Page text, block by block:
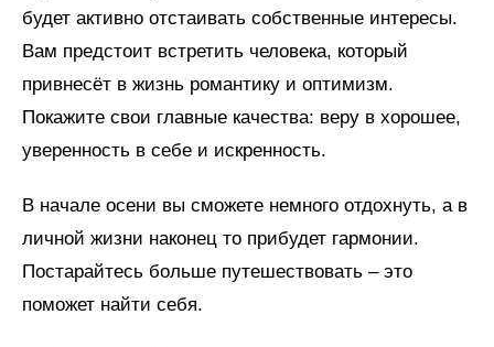
будет активно отстаивать собственные интересы.
Вам предстоит встретить человека, который
привнесёт в жизнь романтику и оптимизм.
Покажите свои главные качества: веру в хорошее,
уверенность в себе и искренность.
В начале осени вы сможете немного отдохнуть, а в
личной жизни наконец то прибудет гармонии.
Постарайтесь больше путешествовать – это
поможет найти себя.